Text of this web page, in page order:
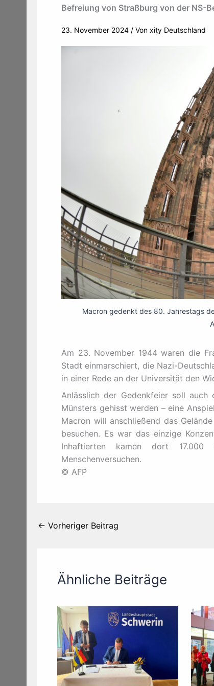
Befreiung von Straßburg von der NS-
23. November 2024 / Von xity Deutschland
Macron gedenkt des 80. Jahrestags
Am 23. November 1944 waren die
Stadt einmarschiert, die Nazi-
in einer Rede an der Universität den
Anlässlich der Gedenkfeier soll
Münsters gehisst werden – eine
Macron will anschließend das
besuchen. Es war das einzige
Inhaftierten kamen dort
Menschenversuchen.
© AFP
← Vorheriger Beitrag
Ähnliche Beiträge